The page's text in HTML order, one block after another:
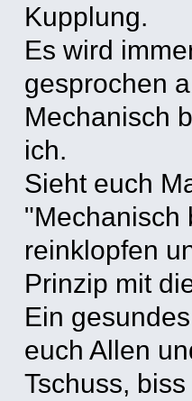
Kupplung.
Es wird
gesprochen
Mechanisch
ich.
Sieht euch
"Mechanisch
reinklopfen
Prinzip mit
Ein
euch Allen
Tschuss,